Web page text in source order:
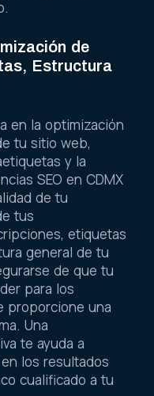
de
Estructura
en la optimización
tu sitio web,
y la
SEO en CDMX
de tu
tus
etiquetas
general de tu
de que tu
para los
proporcione una
Una
te ayuda a
los resultados
cualificado a tu